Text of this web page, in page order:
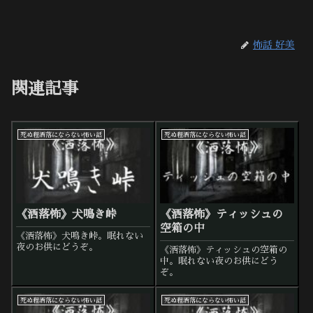
怖話 好美
関連記事
死ぬ程洒落にならない怖い話
《洒落怖》犬鳴き峠
《洒落怖》犬鳴き峠。眠れない
夜のお供にどうぞ。
死ぬ程洒落にならない怖い話
《洒落怖》ティッシュの
空箱の中
《洒落怖》ティッシュの空箱の
中。眠れない夜のお供にどう
ぞ。
死ぬ程洒落にならない怖い話 死ぬ程洒落にならない怖い話